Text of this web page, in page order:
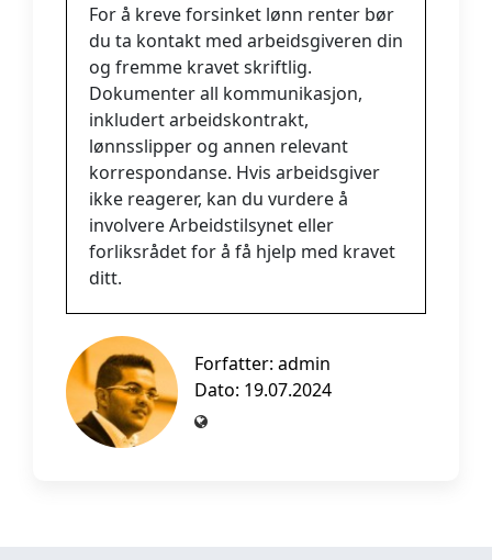
For å kreve forsinket lønn renter bør
du ta kontakt med arbeidsgiveren din
og fremme kravet skriftlig.
Dokumenter all kommunikasjon,
inkludert arbeidskontrakt,
lønnsslipper og annen relevant
korrespondanse. Hvis arbeidsgiver
ikke reagerer, kan du vurdere å
involvere Arbeidstilsynet eller
forliksrådet for å få hjelp med kravet
ditt.
Forfatter: admin
Dato: 19.07.2024